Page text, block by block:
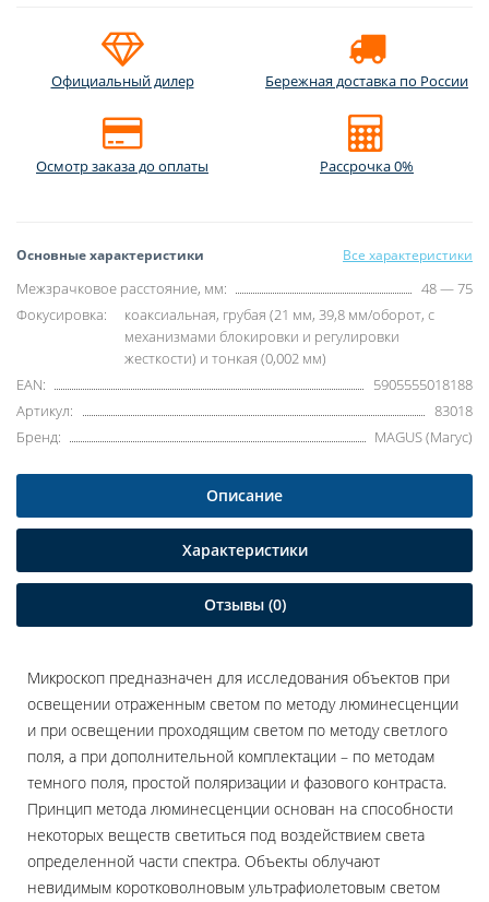
Официальный дилер Бережная доставка по России
Осмотр заказа до оплаты Рассрочка 0%
Основные характеристики Все характеристики
Межзрачковое расстояние, мм:
48 — 75
Фокусировка:
коаксиальная, грубая (21 мм, 39,8 мм/оборот, с
механизмами блокировки и регулировки
жесткости) и тонкая (0,002 мм)
EAN:
5905555018188
Артикул:
83018
Бренд:
MAGUS (Магус)
Описание
Характеристики
Отзывы (0)
Микроскоп предназначен для исследования объектов при
освещении отраженным светом по методу люминесценции
и при освещении проходящим светом по методу светлого
поля, а при дополнительной комплектации – по методам
темного поля, простой поляризации и фазового контраста.
Принцип метода люминесценции основан на способности
некоторых веществ светиться под воздействием света
определенной части спектра. Объекты облучают
невидимым коротковолновым ультрафиолетовым светом